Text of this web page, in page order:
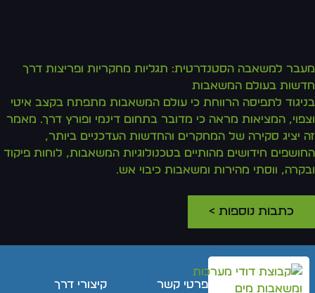
מעבר למשאבה הסטנדרטית: תגליות מחקריות ופריצות דרך
חדשות בעולם המשאבות
בניגוד לתפיסה הרווחת כי עולם המשאבות מתפתח בקצב איטי
וצפוי, המציאות מראה כי מדובר בתחום דינמי ופורץ דרך. מאמר
זה יציג סקירה של המחקרים והחדשות העדכניים ביותר,
החושפים חידושים מהותיים בטכנולוגיות המשאבות, לוחות פיקוד
ובקרה, ווסתי מהירות ומשאבות כיבוי אש.
כתבות נוספות >
פרטי קשר
קיצורי דרך